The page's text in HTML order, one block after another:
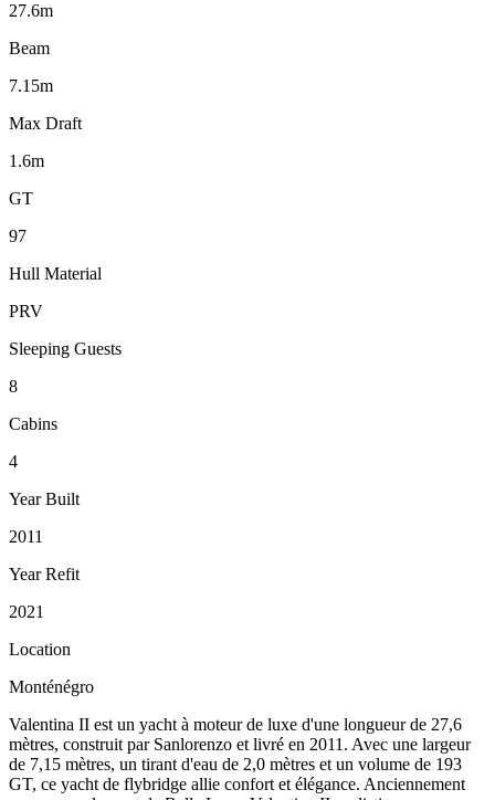
27.6m
Beam
7.15m
Max Draft
1.6m
GT
97
Hull Material
PRV
Sleeping Guests
8
Cabins
4
Year Built
2011
Year Refit
2021
Location
Monténégro
Valentina II est un yacht à moteur de luxe d'une longueur de 27,6
mètres, construit par Sanlorenzo et livré en 2011. Avec une largeur
de 7,15 mètres, un tirant d'eau de 2,0 mètres et un volume de 193
GT, ce yacht de flybridge allie confort et élégance. Anciennement